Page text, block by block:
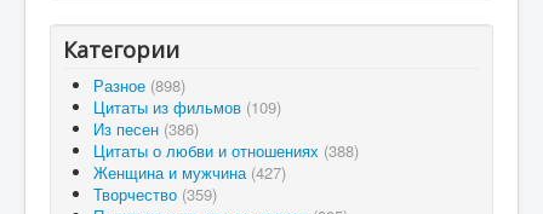
Категории
Разное (898)
Цитаты из фильмов (109)
Из песен (386)
Цитаты о любви и отношениях (388)
Женщина и мужчина (427)
Творчество (359)